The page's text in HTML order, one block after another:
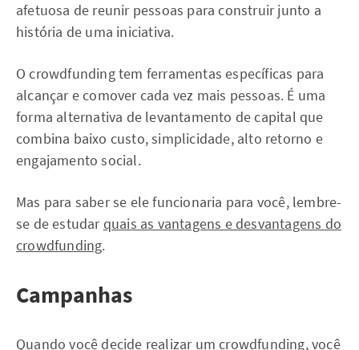
afetuosa de reunir pessoas para construir junto a
história de uma iniciativa.
O crowdfunding tem ferramentas específicas para
alcançar e comover cada vez mais pessoas. É uma
forma alternativa de levantamento de capital que
combina baixo custo, simplicidade, alto retorno e
engajamento social.
Mas para saber se ele funcionaria para você, lembre-
se de estudarquais as vantagens e desvantagens do
crowdfunding.
Campanhas
Quando você decide realizar um crowdfunding, você